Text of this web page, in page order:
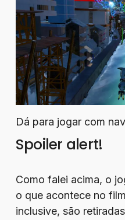
Dá para jogar com
Spoiler alert!
Como falei acima, o
o que acontece no
inclusive, são